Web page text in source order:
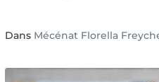
Dans Mécénat Florella